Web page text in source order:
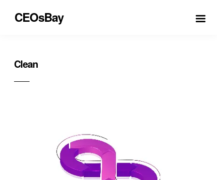
CEOsBay
Clean